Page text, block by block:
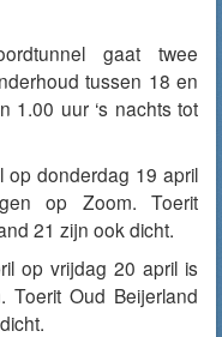
gaat twee
tussen 18 en
1.00 uur ‘s nachts tot
op donderdag 19 april
op Zoom. Toerit
21 zijn ook dicht.
op vrijdag 20 april is
Toerit Oud Beijerland